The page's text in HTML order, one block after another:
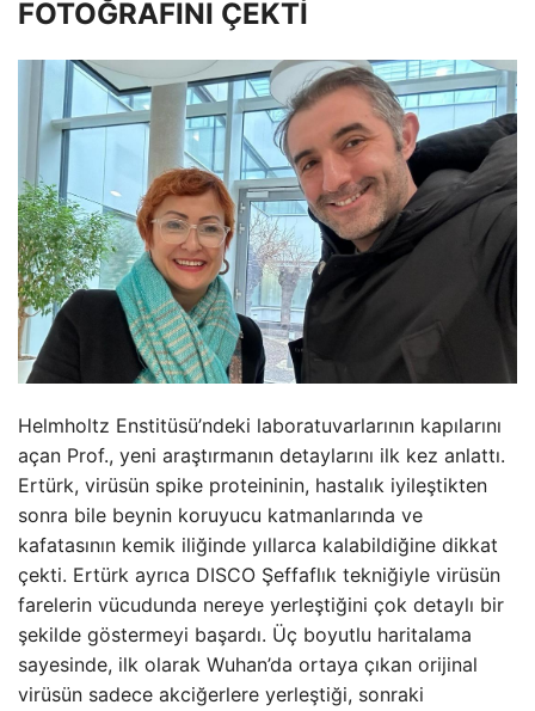
FOTOĞRAFINI ÇEKTİ
Helmholtz Enstitüsü’ndeki laboratuvarlarının kapılarını
açan Prof., yeni araştırmanın detaylarını ilk kez anlattı.
Ertürk, virüsün spike proteininin, hastalık iyileştikten
sonra bile beynin koruyucu katmanlarında ve
kafatasının kemik iliğinde yıllarca kalabildiğine dikkat
çekti. Ertürk ayrıca DISCO Şeffaflık tekniğiyle virüsün
farelerin vücudunda nereye yerleştiğini çok detaylı bir
şekilde göstermeyi başardı. Üç boyutlu haritalama
sayesinde, ilk olarak Wuhan’da ortaya çıkan orijinal
virüsün sadece akciğerlere yerleştiği, sonraki